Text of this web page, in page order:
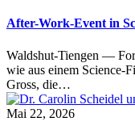
After-Work-Event in
Waldshut-Tiengen —
wie aus einem Science-
Gross, die…
Mai 22, 2026